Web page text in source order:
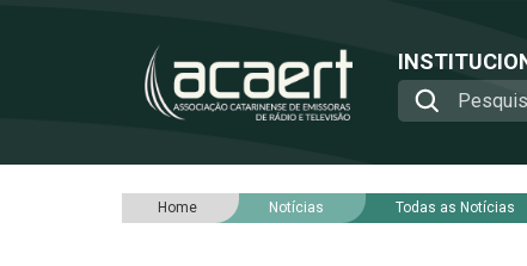
Home Notícias Todas as Notícias